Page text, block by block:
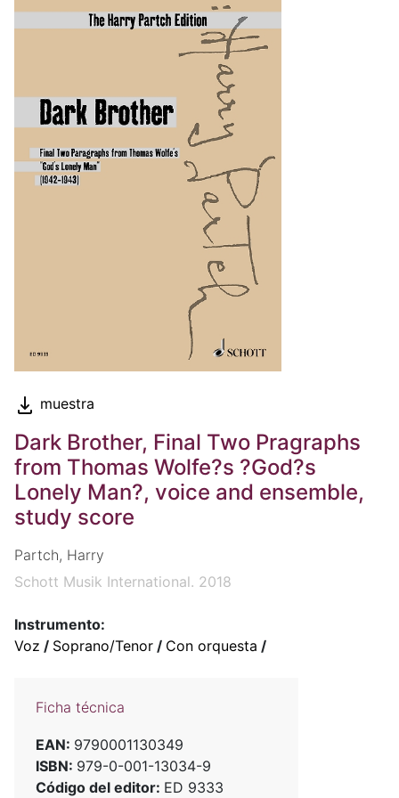
muestra
Dark Brother, Final Two Pragraphs
from Thomas Wolfe?s ?God?s
Lonely Man?, voice and ensemble,
study score
Partch, Harry
Schott Musik International. 2018
Instrumento:
Voz / Soprano/Tenor / Con orquesta /
Ficha técnica
EAN: 9790001130349
ISBN: 979-0-001-13034-9
Código del editor: ED 9333